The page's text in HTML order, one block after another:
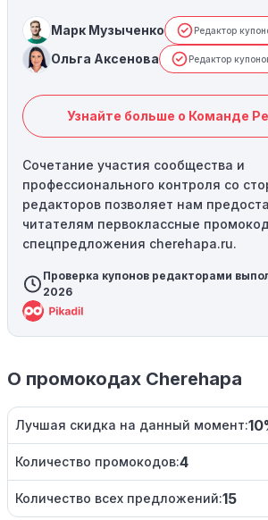
Марк Музыченко Редактор
Ольга Аксенова Редактор
Узнайте больше о Команде
Сочетание участия сообщества и
профессионального контроля со
редакторов позволяет нам
читателям первоклассные
спецпредложения cherehapa.ru.
Проверка купонов редакторами
2026
О промокодах Cherehapa
Лучшая скидка на данный момент:
Количество промокодов:4
Количество всех предложений:15